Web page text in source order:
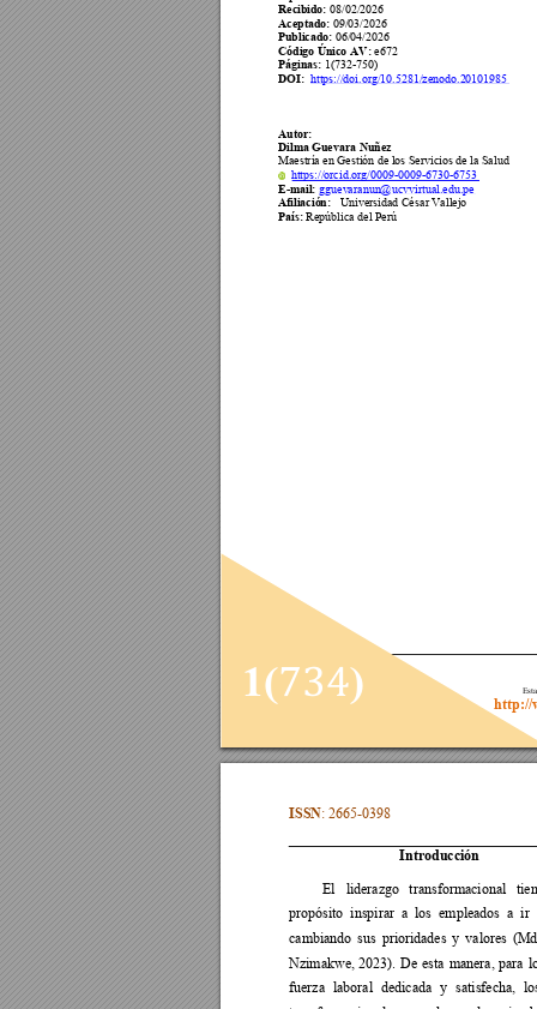
1(734)
http://
Recibido: 08/02/2026
Aceptado: 09/03/2026
Publicado: 06/04/2026
Código Único AV: e672
Páginas: 1(732-750)
DOI: https://doi.org/10.5281/zenodo.20101985
Autor:
Dilma Guevara Nuñez
Maestría en Gestión de los Servicios de la Salud
https://orcid.org/0009-0009-6730-6753
E-mail: gguevaranun@ucvvirtual.edu.pe
Afiliación: Universidad César Vallejo
País: República del Perú
ISSN: 2665-0398
Introducción
El liderazgo transformacional
propósito inspirar a los empleados a ir
cambiando sus prioridades y valores
Nzimakwe, 2023). De esta manera, para
fuerza
laboral dedicada y satisfecha,